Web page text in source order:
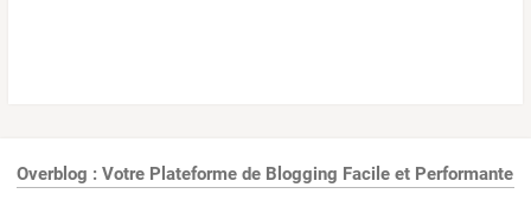
Overblog : Votre Plateforme de Blogging Facile et Performante